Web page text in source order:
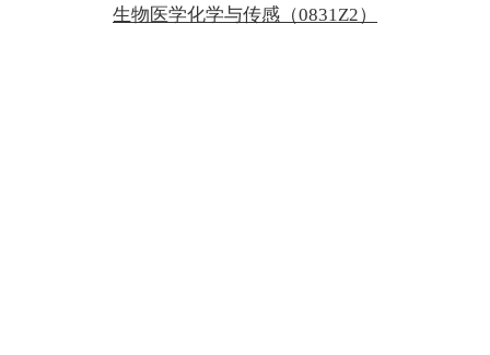
生物医学化学与传感（0831Z2）